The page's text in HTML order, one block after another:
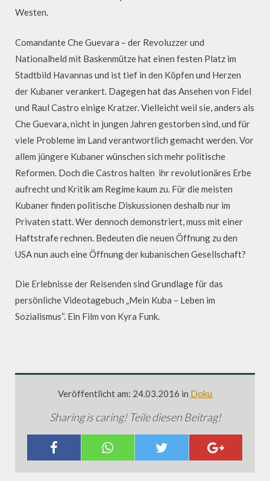
Westen.
Comandante Che Guevara – der Revoluzzer und
Nationalheld mit Baskenmütze hat einen festen Platz im
Stadtbild Havannas und ist tief in den Köpfen und Herzen
der Kubaner verankert. Dagegen hat das Ansehen von Fidel
und Raul Castro einige Kratzer. Vielleicht weil sie, anders als
Che Guevara, nicht in jungen Jahren gestorben sind, und für
viele Probleme im Land verantwortlich gemacht werden. Vor
allem jüngere Kubaner wünschen sich mehr politische
Reformen. Doch die Castros halten ihr revolutionäres Erbe
aufrecht und Kritik am Regime kaum zu. Für die meisten
Kubaner finden politische Diskussionen deshalb nur im
Privaten statt. Wer dennoch demonstriert, muss mit einer
Haftstrafe rechnen. Bedeuten die neuen Öffnung zu den
USA nun auch eine Öffnung der kubanischen Gesellschaft?
Die Erlebnisse der Reisenden sind Grundlage für das
persönliche Videotagebuch „Mein Kuba – Leben im
Sozialismus“. Ein Film von Kyra Funk.
Veröffentlicht am: 24.03.2016 in Doku
Sharing is caring! Teile diesen Beitrag!